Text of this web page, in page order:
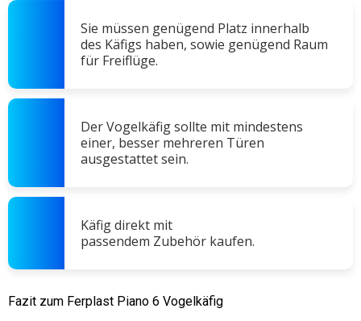
Sie müssen genügend Platz innerhalb
des Käfigs haben, sowie genügend Raum
für Freiflüge.
Der Vogelkäfig sollte mit mindestens
einer, besser mehreren Türen
ausgestattet sein.
Käfig direkt mit
passendem Zubehör kaufen.
Fazit zum Ferplast Piano 6 Vogelkäfig